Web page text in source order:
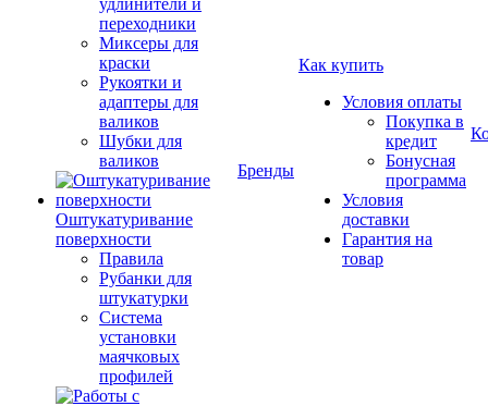
удлинители и
переходники
Миксеры для
краски
Рукоятки и
адаптеры для
валиков
Шубки для
валиков
Оштукатуривание
поверхности
Правила
Рубанки для
штукатурки
Система
установки
маячковых
профилей
Бренды
Как купить
Условия оплаты
Покупка в
кредит
Бонусная
программа
Условия
доставки
Гарантия на
товар